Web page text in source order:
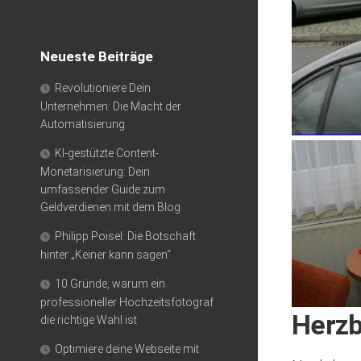
Neueste Beiträge
Revolutioniere Dein
Unternehmen: Die Macht der
Automatisierung
KI-gestützte Content-
Monetarisierung: Dein
umfassender Guide zum
Geldverdienen mit dem Blog
Philipp Poisel: Die Botschaft
hinter „Keiner kann sagen“
10 Gründe, warum ein
professioneller Hochzeitsfotograf
die richtige Wahl ist
Optimiere deine Webseite mit